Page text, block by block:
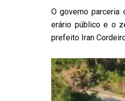
O governo
erário público e o
prefeito Iran